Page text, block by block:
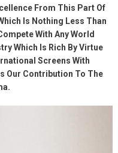
From This Part Of
Is Nothing Less Than
With Any World
Which Is Rich By Virtue
Screens With
Our Contribution To The